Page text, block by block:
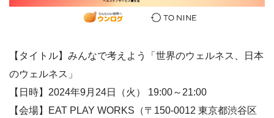
【タイトル】みんなで考えよう「世界のウェルネス、日本
のウェルネス」
【日時】2024年9月24日（火） 19:00～21:00
【会場】EAT PLAY WORKS（〒150-0012 東京都渋谷区